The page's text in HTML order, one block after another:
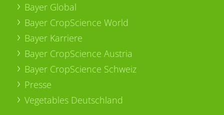
Bayer Global
Bayer CropScience World
Bayer Karriere
Bayer CropScience Austria
Bayer CropScience Schweiz
Presse
Vegetables Deutschland